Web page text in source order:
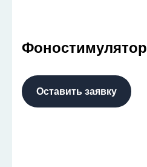
Фоностимулятор
Оставить заявку